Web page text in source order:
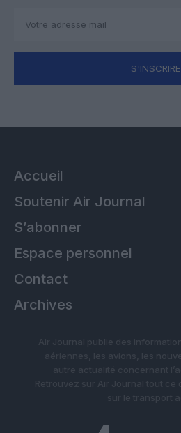
S'INSCRIRE
Accueil
Soutenir Air Journal
S’abonner
Espace personnel
Contact
Archives